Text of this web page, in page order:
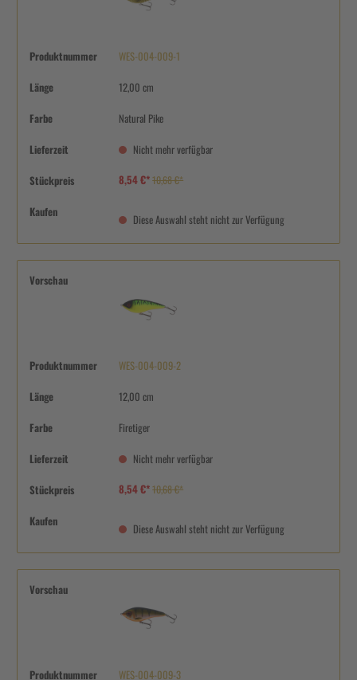
Produktnummer WES-004-009-1
Länge 12,00 cm
Farbe Natural Pike
Lieferzeit Nicht mehr verfügbar
Stückpreis 8,54 €*10,68 €*
Kaufen
Diese Auswahl steht nicht zur Verfügung
Vorschau
Produktnummer WES-004-009-2
Länge 12,00 cm
Farbe Firetiger
Lieferzeit Nicht mehr verfügbar
Stückpreis 8,54 €*10,68 €*
Kaufen
Diese Auswahl steht nicht zur Verfügung
Vorschau
Produktnummer WES-004-009-3